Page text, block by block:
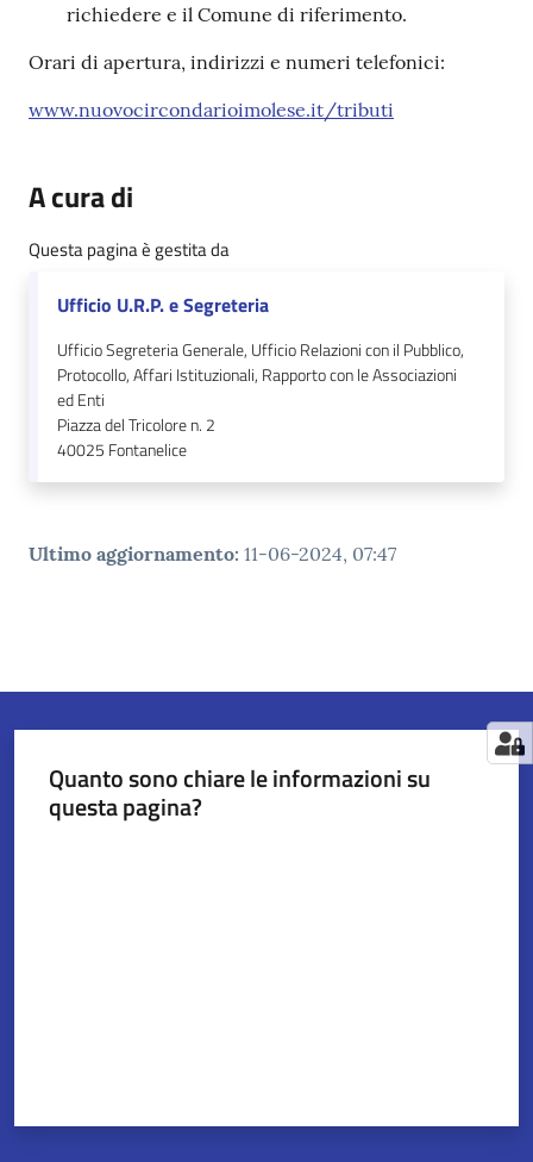
richiedere e il Comune di riferimento.
Orari di apertura, indirizzi e numeri telefonici:
www.nuovocircondarioimolese.it/tributi
A cura di
Questa pagina è gestita da
Ufficio U.R.P. e Segreteria
Ufficio Segreteria Generale, Ufficio Relazioni con il Pubblico,
Protocollo, Affari Istituzionali, Rapporto con le Associazioni
ed Enti
Piazza del Tricolore n. 2
40025 Fontanelice
Ultimo aggiornamento: 11-06-2024, 07:47
Quanto sono chiare le informazioni su
questa pagina?